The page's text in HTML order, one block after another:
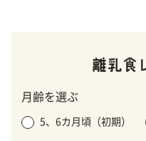
月齢を選ぶ
5、6カ月頃（初期）